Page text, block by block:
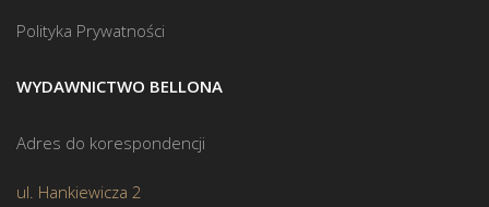
Polityka Prywatności
WYDAWNICTWO BELLONA
Adres do korespondencji
ul. Hankiewicza 2